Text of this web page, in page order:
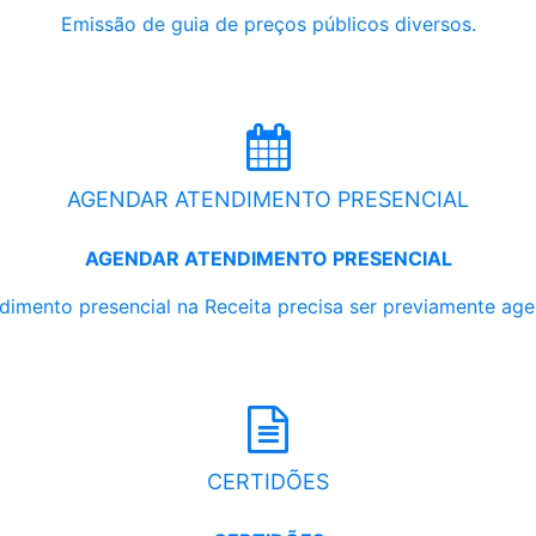
Emissão de guia de preços públicos diversos.
AGENDAR ATENDIMENTO PRESENCIAL
AGENDAR ATENDIMENTO PRESENCIAL
presencial na Receita precisa ser previamente
CERTIDÕES